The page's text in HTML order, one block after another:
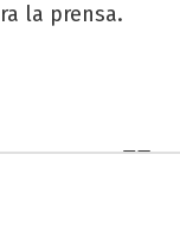
la prensa.